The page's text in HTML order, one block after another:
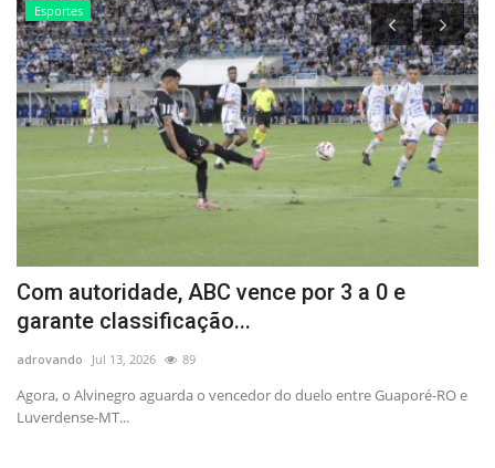
Esportes
Com autoridade, ABC vence por 3 a 0 e
garante classificação...
adrovando Jul 13, 2026 89
Agora, o Alvinegro aguarda o vencedor do duelo entre Guaporé-RO e
Luverdense-MT...